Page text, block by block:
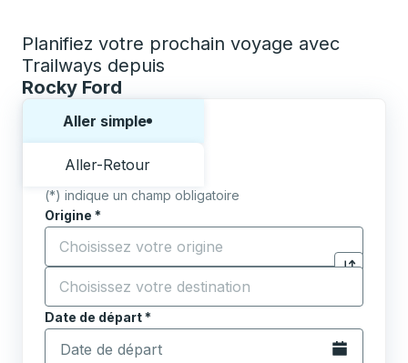
Planifiez votre prochain voyage avec
Trailways depuis
Rocky Ford
Aller simple
Aller-Retour
(*) indique un champ obligatoire
Origine *
Commencez à saisir la ville d'origine pour ouvrir
Cliquez
Destination*
Commencez à saisir la ville de destination pour
Date de départ*
Tapez la date au format date Barre oblique du mois à
Ouvrez le